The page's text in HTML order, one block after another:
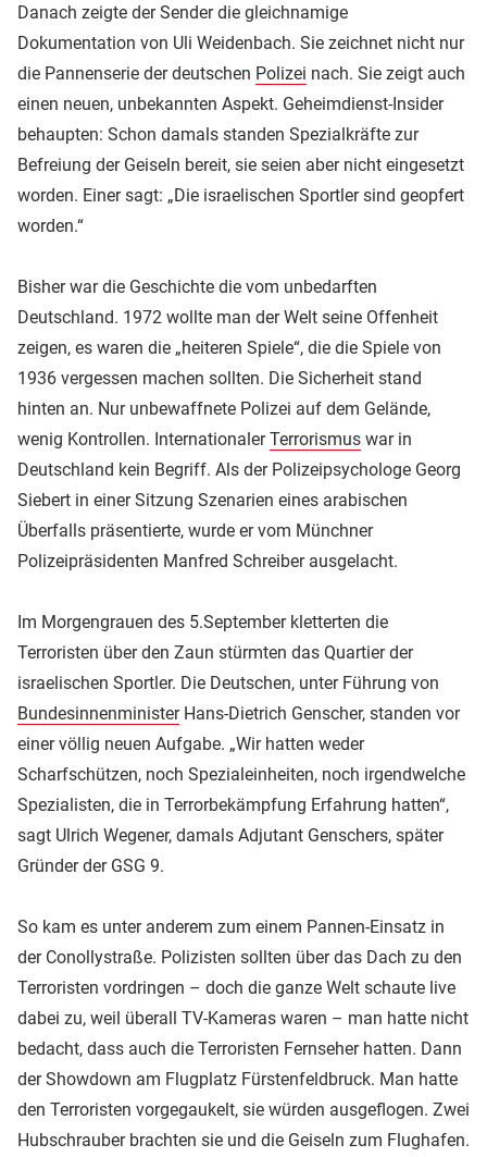
Danach zeigte der Sender die gleichnamige
Dokumentation von Uli Weidenbach. Sie zeichnet nicht nur
die Pannenserie der deutschen Polizei nach. Sie zeigt auch
einen neuen, unbekannten Aspekt. Geheimdienst-Insider
behaupten: Schon damals standen Spezialkräfte zur
Befreiung der Geiseln bereit, sie seien aber nicht eingesetzt
worden. Einer sagt: „Die israelischen Sportler sind geopfert
worden.“
Bisher war die Geschichte die vom unbedarften
Deutschland. 1972 wollte man der Welt seine Offenheit
zeigen, es waren die „heiteren Spiele“, die die Spiele von
1936 vergessen machen sollten. Die Sicherheit stand
hinten an. Nur unbewaffnete Polizei auf dem Gelände,
wenig Kontrollen. InternationalerTerrorismus war in
Deutschland kein Begriff. Als der Polizeipsychologe Georg
Siebert in einer Sitzung Szenarien eines arabischen
Überfalls präsentierte, wurde er vom Münchner
Polizeipräsidenten Manfred Schreiber ausgelacht.
Im Morgengrauen des 5.September kletterten die
Terroristen über den Zaun stürmten das Quartier der
israelischen Sportler. Die Deutschen, unter Führung von
BundesinnenministerHans-Dietrich Genscher, standen vor
einer völlig neuen Aufgabe. „Wir hatten weder
Scharfschützen, noch Spezialeinheiten, noch irgendwelche
Spezialisten, die in Terrorbekämpfung Erfahrung hatten“,
sagt Ulrich Wegener, damals Adjutant Genschers, später
Gründer der GSG 9.
So kam es unter anderem zum einem Pannen-Einsatz in
der Conollystraße. Polizisten sollten über das Dach zu den
Terroristen vordringen – doch die ganze Welt schaute live
dabei zu, weil überall TV-Kameras waren – man hatte nicht
bedacht, dass auch die Terroristen Fernseher hatten. Dann
der Showdown am Flugplatz Fürstenfeldbruck. Man hatte
den Terroristen vorgegaukelt, sie würden ausgeflogen. Zwei
Hubschrauber brachten sie und die Geiseln zum Flughafen.